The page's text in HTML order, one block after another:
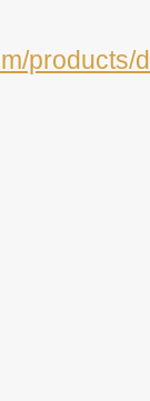
products/